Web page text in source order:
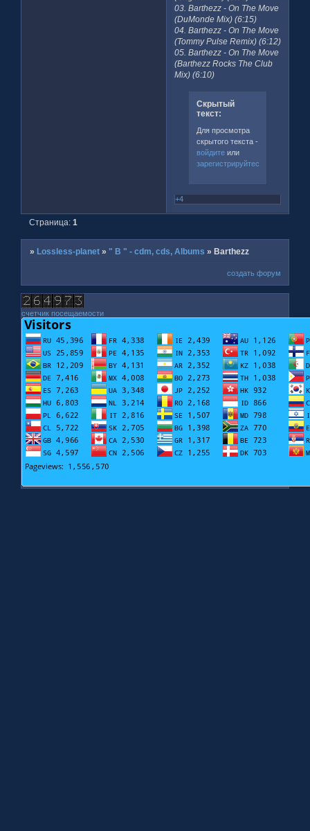
03. Barthezz - On The Move
(DuMonde Mix) (6:15)
04. Barthezz - On The Move
(Tommy Pulse Remix) (6:12)
05. Barthezz - On The Move
(Barthezz Rocks The Club
Mix) (6:10)
Скрытый
текст:
Для просмотра
скрытого текста -
войдитеили
зарегистрируйтесь
+4
Страница:1
»Lossless-planet » " B " - cdm, cds, Albums »Barthezz
создать форум
счетчик посещаемости